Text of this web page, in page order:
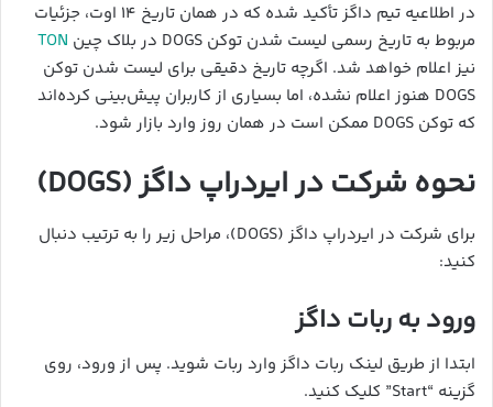
در اطلاعیه تیم داگز تأکید شده که در همان تاریخ ۱۴ اوت، جزئیات
مربوط به تاریخ رسمی لیست شدن توکن DOGS در بلاک چین
TON
نیز اعلام خواهد شد. اگرچه تاریخ دقیقی برای لیست شدن توکن
DOGS هنوز اعلام نشده، اما بسیاری از کاربران پیش‌بینی کرده‌اند
که توکن DOGS ممکن است در همان روز وارد بازار شود.
نحوه شرکت در ایردراپ داگز (DOGS)
برای شرکت در ایردراپ داگز (DOGS)، مراحل زیر را به ترتیب دنبال
کنید:
ورود به ربات داگز
ابتدا از طریق لینک ربات داگز وارد ربات شوید. پس از ورود، روی
گزینه “Start” کلیک کنید.